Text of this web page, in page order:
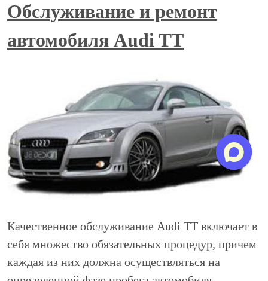
Обслуживание и ремонт
автомобиля Audi TT
Качественное обслуживание Audi TT включает в
себя множество обязательных процедур, причем
каждая из них должна осуществляться на